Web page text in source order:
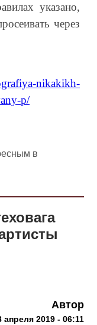
указано,
через
nikakikh-
p/
в
Автор
апреля 2019 - 06:11